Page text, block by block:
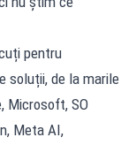
pentru
soluții, de la marile
Microsoft, SO
Meta AI,